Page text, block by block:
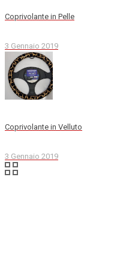
Coprivolante in Pelle
3 Gennaio 2019
Coprivolante in Velluto
3 Gennaio 2019